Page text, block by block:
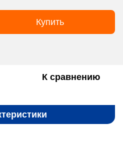
Купить
К сравнению